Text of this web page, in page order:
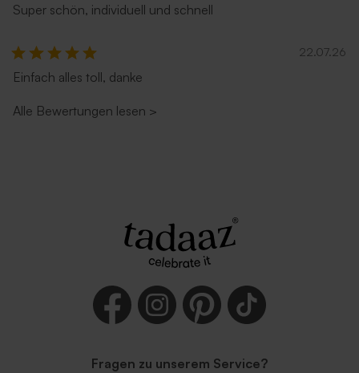
Super schön, individuell und schnell
22.07.26
Einfach alles toll, danke
Alle Bewertungen lesen >
Fragen zu unserem Service?